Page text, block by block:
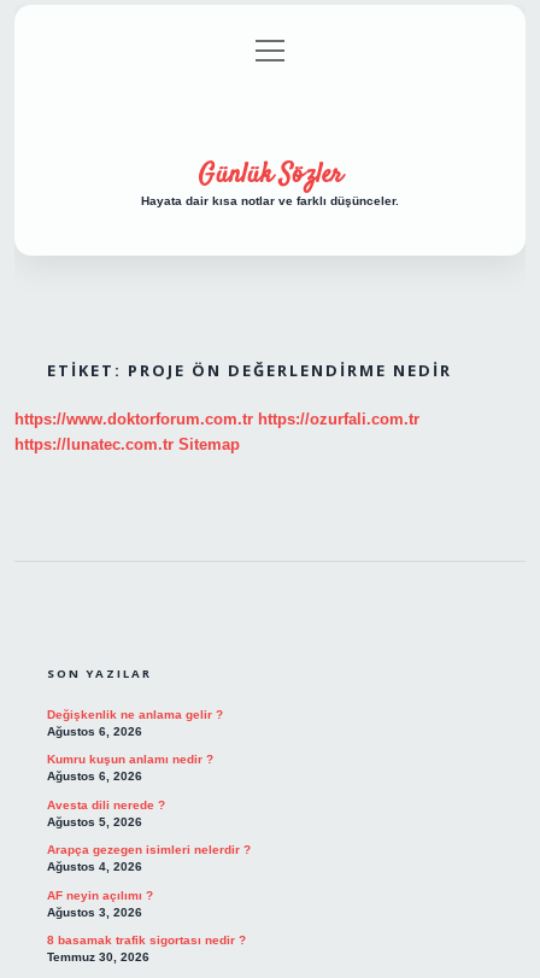
Gizlilik Politikası
menüyü
aç
Günlük Sözler
Hayata dair kısa notlar ve farklı düşünceler.
ETIKET: PROJE ÖN DEĞERLENDIRME NEDIR
https://www.doktorforum.com.tr https://ozurfali.com.tr
https://lunatec.com.tr Sitemap
SON YAZILAR
Değişkenlik ne anlama gelir ?
Ağustos 6, 2026
Kumru kuşun anlamı nedir ?
Ağustos 6, 2026
Avesta dili nerede ?
Ağustos 5, 2026
Arapça gezegen isimleri nelerdir ?
Ağustos 4, 2026
AF neyin açılımı ?
Ağustos 3, 2026
8 basamak trafik sigortası nedir ?
Temmuz 30, 2026